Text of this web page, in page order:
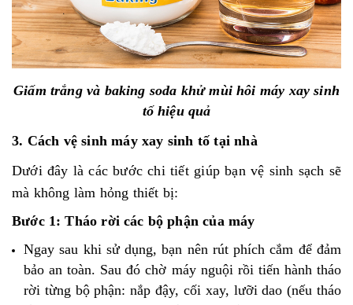
Giấm trắng và baking soda khử mùi hôi máy xay sinh
tố hiệu quả
3. Cách vệ sinh máy xay sinh tố tại nhà
Dưới đây là các bước chi tiết giúp bạn vệ sinh sạch sẽ
mà không làm hỏng thiết bị:
Bước 1: Tháo rời các bộ phận của máy
Ngay sau khi sử dụng, bạn nên rút phích cắm để đảm
bảo an toàn. Sau đó chờ máy nguội rồi tiến hành tháo
rời từng bộ phận: nắp đậy, cối xay, lưỡi dao (nếu tháo